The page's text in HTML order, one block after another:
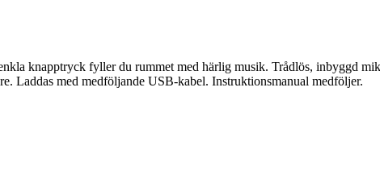
knapptryck fyller du rummet med härlig musik. Trådlös, inbyggd
Laddas med medföljande USB-kabel. Instruktionsmanual medföljer.